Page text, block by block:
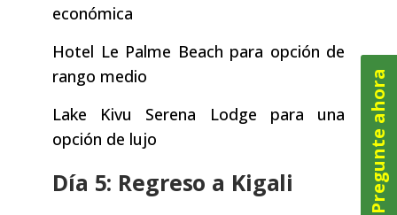
económica
Hotel Le Palme Beach para opción de
rango medio
Lake Kivu Serena Lodge para una
opción de lujo
Día 5: Regreso a Kigali Pregunte ahora